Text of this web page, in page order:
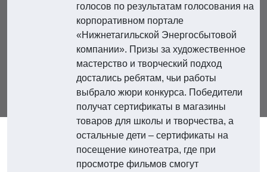
голосов по результатам голосования на
корпоративном портале
«Нижнетагильской Энергосбытовой
компании». Призы за художественное
мастерство и творческий подход
достались ребятам, чьи работы
выбрало жюри конкурса. Победители
получат сертификаты в магазины
товаров для школы и творчества, а
остальные дети – сертификаты на
посещение кинотеатра, где при
просмотре фильмов смогут